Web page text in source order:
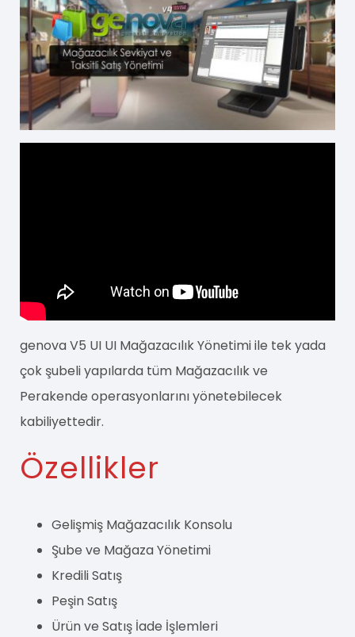
genova V5 UI UI Mağazacılık Yönetimi ile tek yada
çok şubeli yapılarda tüm Mağazacılık ve
Perakende operasyonlarını yönetebilecek
kabiliyettedir.
Özellikler
Gelişmiş Mağazacılık Konsolu
Şube ve Mağaza Yönetimi
Kredili Satış
Peşin Satış
Ürün ve Satış İade İşlemleri